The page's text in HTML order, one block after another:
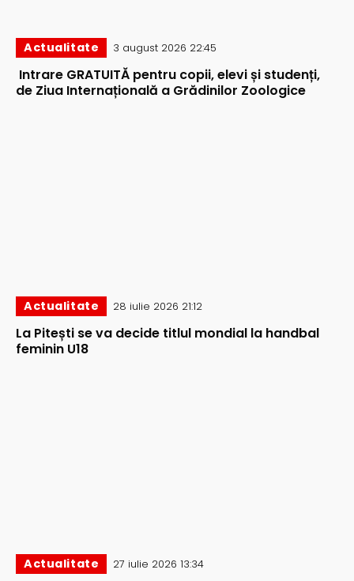
Actualitate 3 august 2026 22:45
Intrare GRATUITĂ pentru copii, elevi și studenți,
de Ziua Internațională a Grădinilor Zoologice
Actualitate 28 iulie 2026 21:12
La Pitești se va decide titlul mondial la handbal
feminin U18
Actualitate 27 iulie 2026 13:34